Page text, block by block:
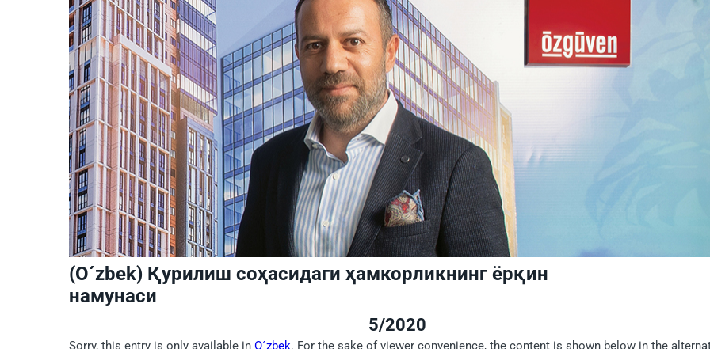
(O´zbek) Қурилиш соҳасидаги ҳамкорликнинг ёрқин
намунаcи
5/2020
Sorry, this entry is only available in O´zbek. For the sake of viewer convenience, the content is shown below in the